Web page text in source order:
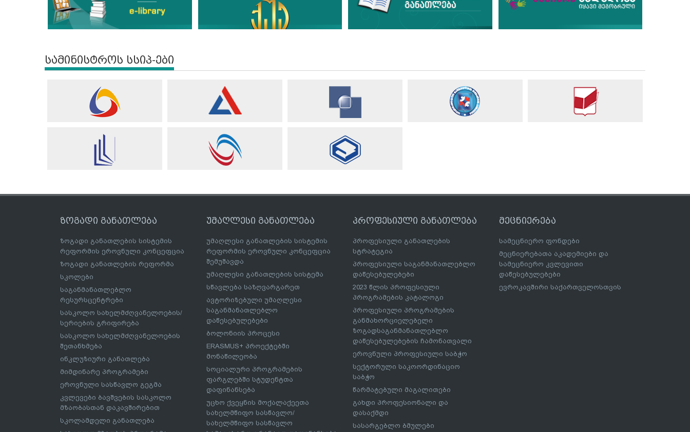
სამინისტროს სსიპ-ები
ზოგადი განათლება
ზოგადი განათლების სისტემის
რეფორმის ეროვნული კონცეფცია
ზოგადი განათლების რეფორმა
სკოლები
საგანმანათლებლო
რესურსცენტრები
სასკოლო სახელმძღვანელოების/
სერიების გრიფირება
სასკოლო სახელმძღვანელოების
შეთანხმება
ინკლუზიური განათლება
მიმდინარე პროგრამები
ეროვნული სასწავლო გეგმა
კვლევები ბავშვების სასკოლო
მზაობასთან დაკავშირებით
სკოლამდელი განათლება
უმაღლესი განათლება
უმაღლესი განათლების სისტემის
რეფორმის ეროვნული კონცეფცია
შემუშავდა
უმაღლესი განათლების სისტემა
სწავლება საზღვარგარეთ
ავტორიზებული უმაღლესი
საგანმანათლებლო
დაწესებულებები
ბოლონიის პროცესი
ERASMUS+ პროექტებში
მონაწილეობა
სოციალური პროგრამების
ფარგლებში სტუდენტთა
დაფინანსება
უცხო ქვეყნის მოქალაქეეთა
სახელმწიფო სასწავლო/
სახელმწიფო სასწავლო
პროფესიული განათლება
პროფესიული განათლების
სტრატეგია
პროფესიული საგანმანათლებლო
დაწესებულებები
2023 წლის პროფესიული
პროგრამების კატალოგი
პროფესიული პროგრამების
განმახორციელებელი
ზოგადსაგანმანათლებლო
დაწესებულებების ჩამონათვალი
ეროვნული პროფესიული საბჭო
სექტორული საკოორდინაციო
საბჭო
წარმატებული მაგალითები
გახდი პროფესიონალი და
დასაქმდი
სასარგებლო ბმულები
მეცნიერება
სამეცნიერო ფონდები
მეცნიერებათა აკადემიები და
სამეცნიერო კვლევითი
დაწესებულებები
ევროკავშირი საქართველოსთვის